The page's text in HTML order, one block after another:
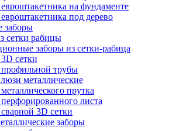
на фундаменте
под дерево
заборы
сетки рабицы
заборы из сетки-рабица
сетки
трубы
металлические
прутка
листа
3D сетки
заборы